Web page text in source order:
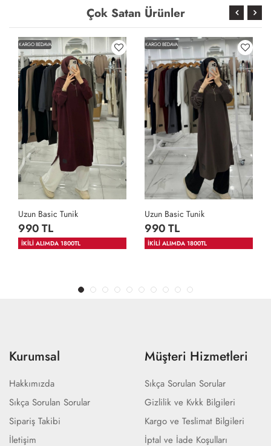
Çok Satan Ürünler
KARGO BEDAVA
Uzun Basic Tunik
990 TL
İKİLİ ALIMDA 1800TL
KARGO BEDAVA
Uzun Basic Tunik
990 TL
İKİLİ ALIMDA 1800TL
Kurumsal
Hakkımızda
Sıkça Sorulan Sorular
Sipariş Takibi
İletişim
Müşteri Hizmetleri
Sıkça Sorulan Sorular
Gizlilik ve Kvkk Bilgileri
Kargo ve Teslimat Bilgileri
İptal ve İade Koşulları